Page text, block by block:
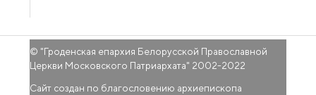
© "Гроденская епархия Белорусской Православной
Церкви Московского Патриархата" 2002-2022
Сайт создан по благословению архиепископа